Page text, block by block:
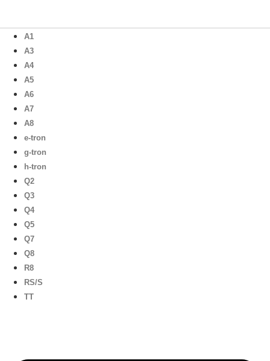
A1
A3
A4
A5
A6
A7
A8
e-tron
g-tron
h-tron
Q2
Q3
Q4
Q5
Q7
Q8
R8
RS/S
TT